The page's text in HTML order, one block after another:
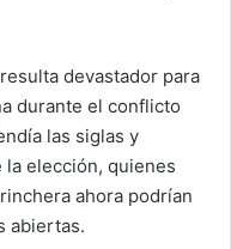
devastador para
durante el conflicto
las siglas y
elección, quienes
ahora podrían
abiertas.